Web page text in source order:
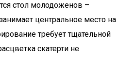
стол молодоженов –
центральное место на
требует тщательной
скатерти не